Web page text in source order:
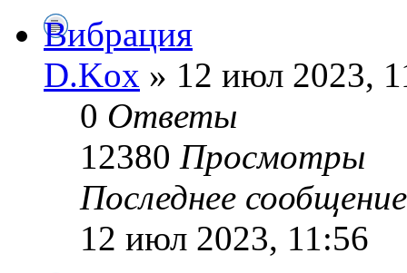
Вибрация
D.Kox » 12 июл 2023,
0 Ответы
12380 Просмотры
Последнее
12 июл 2023, 11:56